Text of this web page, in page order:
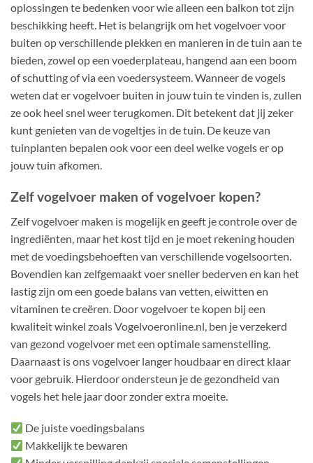
oplossingen te bedenken voor wie alleen een balkon tot zijn
beschikking heeft. Het is belangrijk om het vogelvoer voor
buiten op verschillende plekken en manieren in de tuin aan te
bieden, zowel op een voederplateau, hangend aan een boom
of schutting of via een voedersysteem. Wanneer de vogels
weten dat er vogelvoer buiten in jouw tuin te vinden is, zullen
ze ook heel snel weer terugkomen. Dit betekent dat jij zeker
kunt genieten van de vogeltjes in de tuin. De keuze van
tuinplanten bepalen ook voor een deel welke vogels er op
jouw tuin afkomen.
Zelf vogelvoer maken of vogelvoer kopen?
Zelf vogelvoer maken is mogelijk en geeft je controle over de
ingrediënten, maar het kost tijd en je moet rekening houden
met de voedingsbehoeften van verschillende vogelsoorten.
Bovendien kan zelfgemaakt voer sneller bederven en kan het
lastig zijn om een goede balans van vetten, eiwitten en
vitaminen te creëren. Door vogelvoer te kopen bij een
kwaliteit winkel zoals Vogelvoeronline.nl, ben je verzekerd
van gezond vogelvoer met een optimale samenstelling.
Daarnaast is ons vogelvoer langer houdbaar en direct klaar
voor gebruik. Hierdoor ondersteun je de gezondheid van
vogels het hele jaar door zonder extra moeite.
De juiste voedingsbalans
Makkelijk te bewaren